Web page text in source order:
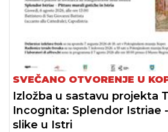
SVEČANO OTVORENJE U
Izložba u sastavu projekta
Incognita: Splendor Istriae
slike u Istri